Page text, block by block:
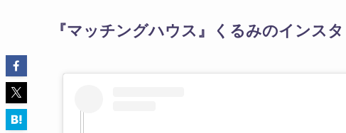
『マッチングハウス』くるみのインス